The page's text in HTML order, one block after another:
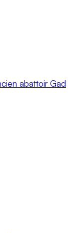
abattoir Gad